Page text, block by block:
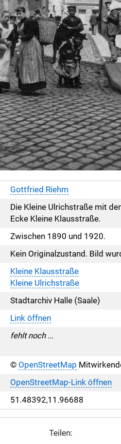
Gottfried Riehm
Die Kleine Ulrichstraße mit
Ecke Kleine Klausstraße.
Zwischen 1890 und 1920.
Kein Originalzustand. Bild
Kleine Klausstraße
Kleine Ulrichstraße
Stadtarchiv Halle (Saale)
Link öffnen
fehlt noch ...
© OpenStreetMap
OpenStreetMap-Link öffnen
51.48392,11.96688
Teilen: